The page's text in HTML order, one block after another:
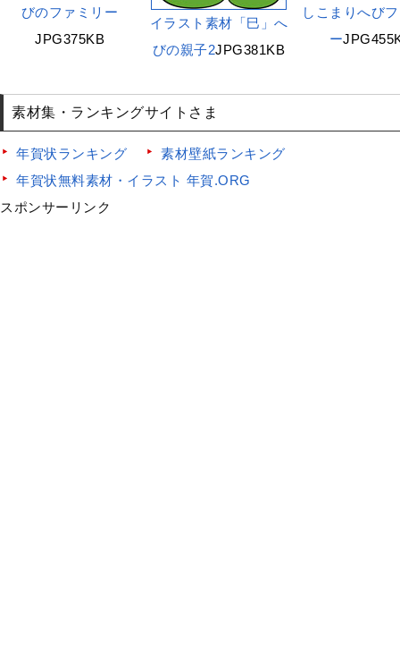
びのファミリー
JPG375KB
イラスト素材「巳」へ
びの親子2JPG381KB
しこまりへび
ー
素材集・ランキングサイトさま
年賀状ランキング
素材壁紙ランキング
年賀状無料素材・イラスト 年賀.ORG
スポンサーリンク